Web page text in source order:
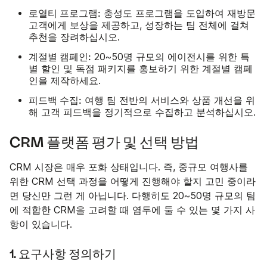
로열티 프로그램: 충성도 프로그램을 도입하여 재방문
고객에게 보상을 제공하고, 성장하는 팀 전체에 걸쳐
추천을 장려하십시오.
계절별 캠페인: 20~50명 규모의 에이전시를 위한 특
별 할인 및 독점 패키지를 홍보하기 위한 계절별 캠페
인을 제작하세요.
피드백 수집: 여행 팀 전반의 서비스와 상품 개선을 위
해 고객 피드백을 정기적으로 수집하고 분석하십시오.
CRM 플랫폼 평가 및 선택 방법
CRM 시장은 매우 포화 상태입니다. 즉, 중규모 여행사를
위한 CRM 선택 과정을 어떻게 진행해야 할지 고민 중이라
면 당신만 그런 게 아닙니다. 다행히도 20~50명 규모의 팀
에 적합한 CRM을 고려할 때 염두에 둘 수 있는 몇 가지 사
항이 있습니다.
1. 요구사항 정의하기